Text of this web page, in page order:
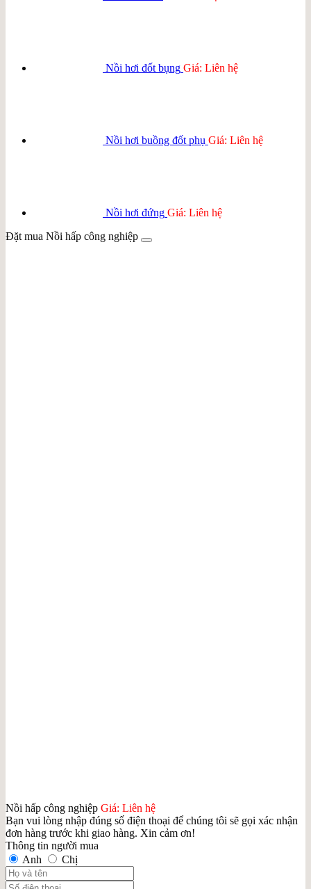
Nồi hơi đốt bụng Giá: Liên hệ
Nồi hơi buồng đốt phụ Giá: Liên hệ
Nồi hơi đứng Giá: Liên hệ
Đặt mua Nồi hấp công nghiệp
Nồi hấp công nghiệp Giá: Liên hệ
Bạn vui lòng nhập đúng số điện thoại để chúng tôi sẽ gọi xác nhận
đơn hàng trước khi giao hàng. Xin cảm ơn!
Thông tin người mua
Anh
Chị